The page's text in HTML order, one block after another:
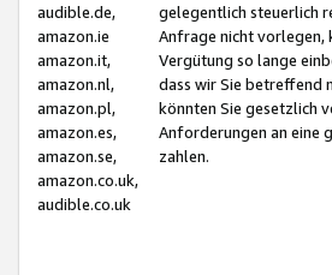
audible.de,
amazon.ie
amazon.it,
amazon.nl,
amazon.pl,
amazon.es,
amazon.se,
amazon.co.uk,
audible.co.uk
gelegentlich steuerlich
Anfrage nicht vorlegen,
Vergütung so lange
dass wir Sie betreffend
könnten Sie gesetzlich
Anforderungen an eine
zahlen.